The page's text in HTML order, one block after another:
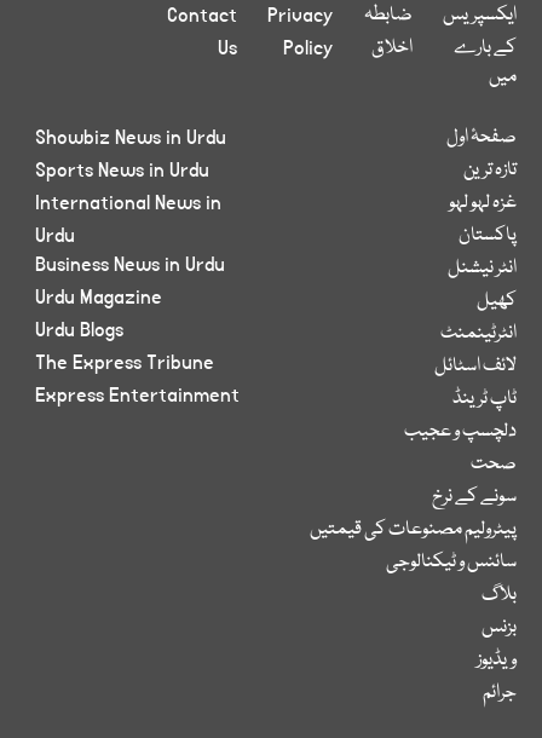
ایکسپریس
کے بارے
میں
ضابطہ
اخلاق
Privacy
Policy
Contact
Us
صفحۂ اول
تازہ ترین
غزہ لہو لہو
پاکستان
انٹر نیشنل
کھیل
انٹرٹینمنٹ
لائف اسٹائل
ٹاپ ٹرینڈ
دلچسپ و عجیب
صحت
سونے کے نرخ
پیٹرولیم مصنوعات کی قیمتیں
سائنس و ٹیکنالوجی
بلاگ
بزنس
ویڈیوز
جرائم
Showbiz News in Urdu
Sports News in Urdu
International News in
Urdu
Business News in Urdu
Urdu Magazine
Urdu Blogs
The Express Tribune
Express Entertainment